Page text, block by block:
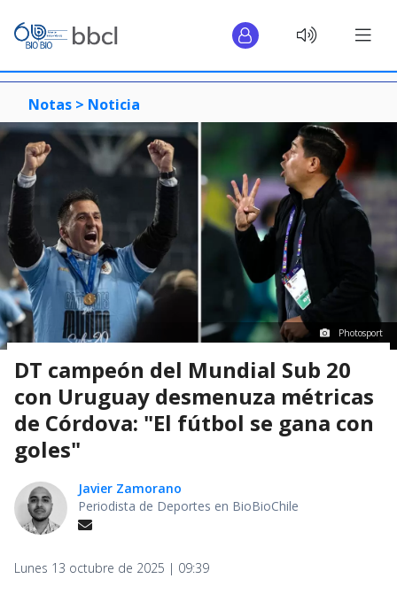
Notas > Noticia
Photosport
DT campeón del Mundial Sub 20
con Uruguay desmenuza métricas
de Córdova: "El fútbol se gana con
goles"
Javier Zamorano
Periodista de Deportes en BioBioChile
Lunes 13 octubre de 2025 | 09:39